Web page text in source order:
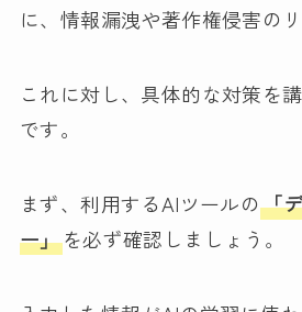
に、情報漏洩や著作権侵害の
これに対し、具体的な対策を
です。
まず、利用するAIツールの「
ー」を必ず確認しましょう。